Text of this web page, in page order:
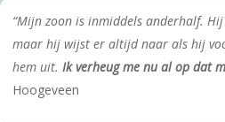
“Mijn zoon is inmiddels anderhalf.
maar hij wijst er altijd naar als hij
hem uit. Ik verheug me nu al op dat
Hoogeveen